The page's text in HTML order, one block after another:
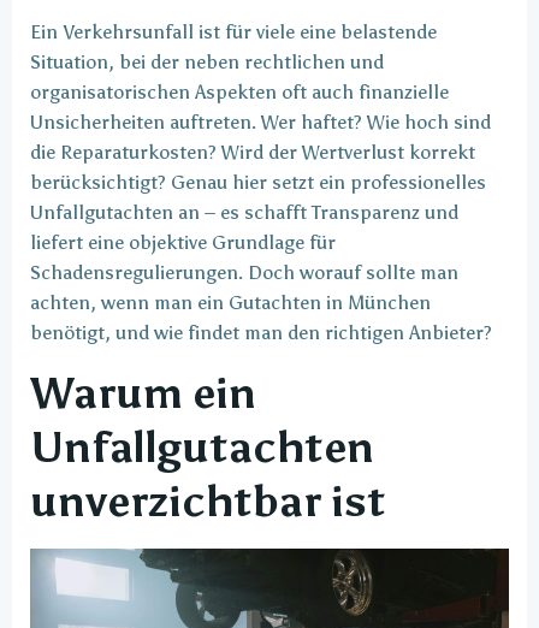
Ein Verkehrsunfall ist für viele eine belastende
Situation, bei der neben rechtlichen und
organisatorischen Aspekten oft auch finanzielle
Unsicherheiten auftreten. Wer haftet? Wie hoch sind
die Reparaturkosten? Wird der Wertverlust korrekt
berücksichtigt? Genau hier setzt ein professionelles
Unfallgutachten an – es schafft Transparenz und
liefert eine objektive Grundlage für
Schadensregulierungen. Doch worauf sollte man
achten, wenn man ein Gutachten in München
benötigt, und wie findet man den richtigen Anbieter?
Warum ein
Unfallgutachten
unverzichtbar ist